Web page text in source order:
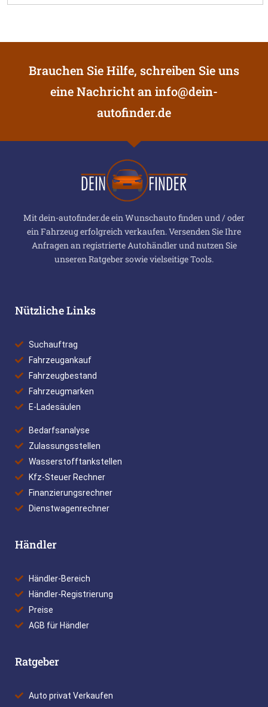
Brauchen Sie Hilfe, schreiben Sie uns
eine Nachricht aninfo@dein-
autofinder.de
Mit dein-autofinder.de ein Wunschauto finden und / oder
ein Fahrzeug erfolgreich verkaufen. Versenden Sie Ihre
Anfragen an registrierte Autohändler und nutzen Sie
unseren Ratgeber sowie vielseitige Tools.
Nützliche Links
Suchauftrag
Fahrzeugankauf
Fahrzeugbestand
Fahrzeugmarken
E-Ladesäulen
Bedarfsanalyse
Zulassungsstellen
Wasserstofftankstellen
Kfz-Steuer Rechner
Finanzierungsrechner
Dienstwagenrechner
Händler
Händler-Bereich
Händler-Registrierung
Preise
AGB für Händler
Ratgeber
Auto privat Verkaufen